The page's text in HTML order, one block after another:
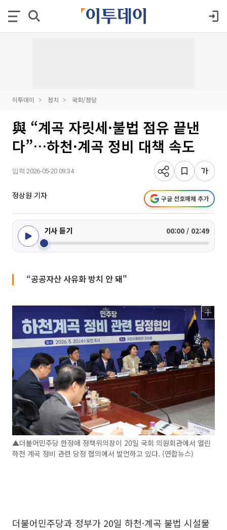
이투데이 정치 국회/정당
與 “계곡 자릿세·불법 점유 끝낸
다”…하천·계곡 정비 대책 속도
입력 2026-05-20 09:34
정상원 기자 구글 선호매체 추가
기사 듣기 00:00 / 02:49
“공공자산 사유화 방치 안 돼"
▲더불어민주당 한정애 정책위의장이 20일 국회 의원회관에서 열린
하천 계곡 정비 관련 당정 협의에서 발언하고 있다. (연합뉴스)
더불어민주당과 정부가 20일 하천·계곡 불법 시설물